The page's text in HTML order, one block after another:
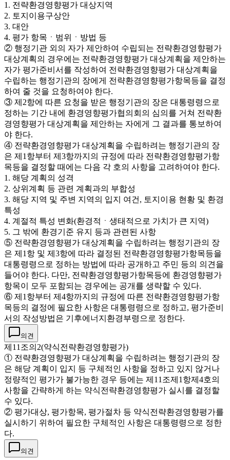
1. 전략환경영향평가 대상지역
2. 토지이용구상안
3. 대안
4. 평가 항목ㆍ범위ㆍ방법 등
② 행정기관 외의 자가 제안하여 수립되는 전략환경영향평가
대상계획의 경우에는 전략환경영향평가 대상계획을 제안하는
자가 평가준비서를 작성하여 전략환경영향평가 대상계획을
수립하는 행정기관의 장에게 전략환경영향평가항목등을 결정
하여 줄 것을 요청하여야 한다.
③ 제2항에 따른 요청을 받은 행정기관의 장은 대통령령으로
정하는 기간 내에 환경영향평가협의회의 심의를 거쳐 전략환
경영향평가 대상계획을 제안하는 자에게 그 결과를 통보하여
야 한다.
④ 전략환경영향평가 대상계획을 수립하려는 행정기관의 장
은 제1항부터 제3항까지의 규정에 따라 전략환경영향평가항
목등을 결정할 때에는 다음 각 호의 사항을 고려하여야 한다.
1. 해당 계획의 성격
2. 상위계획 등 관련 계획과의 부합성
3. 해당 지역 및 주변 지역의 입지 여건, 토지이용 현황 및 환경
특성
4. 계절적 특성 변화(환경적ㆍ생태적으로 가치가 큰 지역)
5. 그 밖에 환경기준 유지 등과 관련된 사항
⑤ 전략환경영향평가 대상계획을 수립하려는 행정기관의 장
은 제1항 및 제3항에 따라 결정된 전략환경영향평가항목등을
대통령령으로 정하는 방법에 따라 공개하고 주민 등의 의견을
들어야 한다. 다만, 전략환경영향평가항목등에 환경영향평가
항목이 모두 포함되는 경우에는 공개를 생략할 수 있다.
⑥ 제1항부터 제4항까지의 규정에 따른 전략환경영향평가항
목등의 결정에 필요한 사항은 대통령령으로 정하고, 평가준비
서의 작성방법은 기후에너지환경부령으로 정한다.
의견
제11조의2(약식전략환경영향평가)
① 전략환경영향평가 대상계획을 수립하려는 행정기관의 장
은 해당 계획이 입지 등 구체적인 사항을 정하고 있지 않거나
정량적인 평가가 불가능한 경우 등에는 제11조제1항제4호의
사항을 간략하게 하는 약식전략환경영향평가 실시를 결정할
수 있다.
② 평가대상, 평가항목, 평가절차 등 약식전략환경영향평가를
실시하기 위하여 필요한 구체적인 사항은 대통령령으로 정한
다.
의견